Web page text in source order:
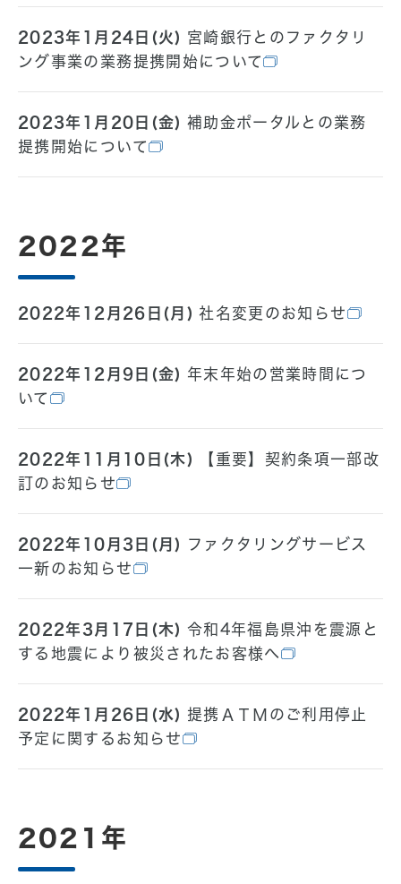
2023年1月24日(火) 宮崎銀行とのファクタリ
ング事業の業務提携開始について
2023年1月20日(金) 補助金ポータルとの業務
提携開始について
2022年
2022年12月26日(月) 社名変更のお知らせ
2022年12月9日(金) 年末年始の営業時間につ
いて
2022年11月10日(木)
【重要】契約条項一部改
訂のお知らせ
2022年10月3日(月)
ファクタリングサービス
一新のお知らせ
2022年3月17日(木) 令和4年福島県沖を震源と
する地震により被災されたお客様へ
2022年1月26日(水) 提携ＡＴＭのご利用停止
予定に関するお知らせ
2021年